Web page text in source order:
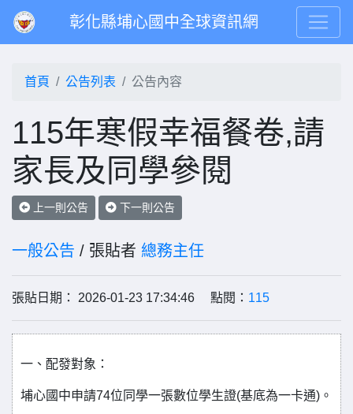
彰化縣埔心國中全球資訊網
首頁 公告列表 公告內容
115年寒假幸福餐卷,請
家長及同學參閱
上一則公告 下一則公告
一般公告 / 張貼者 總務主任
張貼日期： 2026-01-23 17:34:46 點閱： 115
一、配發對象：
埔心國中申請74位同學一張數位學生證(基底為一卡通)。